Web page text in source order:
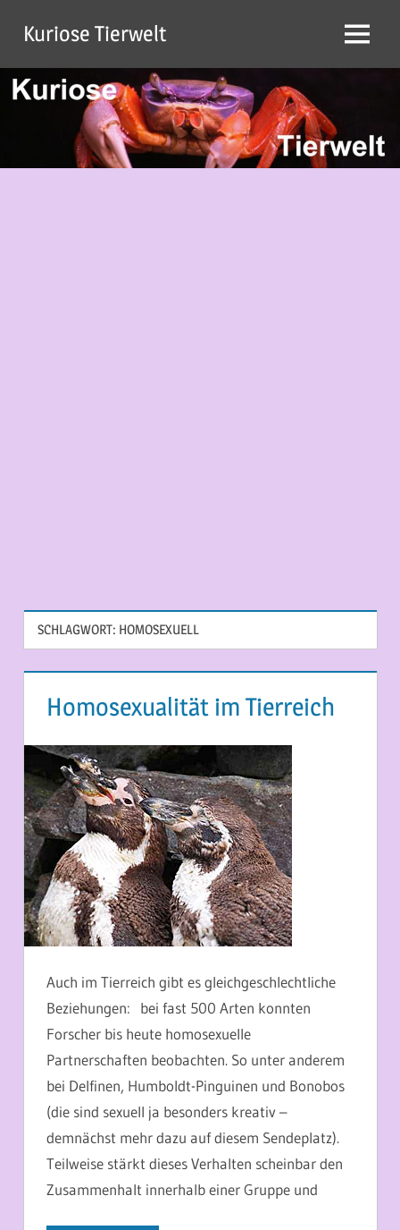
Inhalt
springen
Kuriose Tierwelt Menü
SCHLAGWORT: HOMOSEXUELL
Homosexualität im Tierreich
Auch im Tierreich gibt es gleichgeschlechtliche
Beziehungen: bei fast 500 Arten konnten
Forscher bis heute homosexuelle
Partnerschaften beobachten. So unter anderem
bei Delfinen, Humboldt-Pinguinen und Bonobos
(die sind sexuell ja besonders kreativ –
demnächst mehr dazu auf diesem Sendeplatz).
Teilweise stärkt dieses Verhalten scheinbar den
Zusammenhalt innerhalb einer Gruppe und